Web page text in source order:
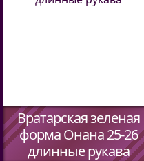
Вратарская зеленая
форма Онана 25-26
длинные рукава